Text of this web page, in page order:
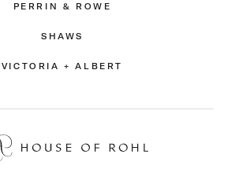
PERRIN & ROWE
SHAWS
VICTORIA + ALBERT